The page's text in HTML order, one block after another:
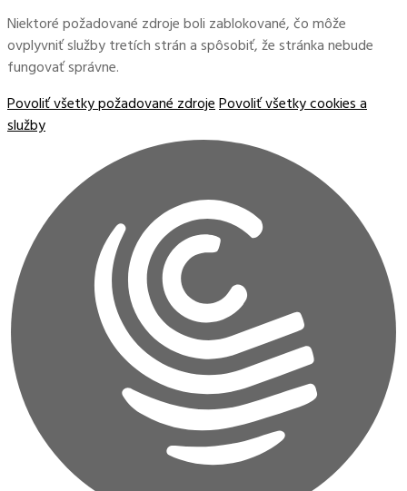
Niektoré požadované zdroje boli zablokované, čo môže
ovplyvniť služby tretích strán a spôsobiť, že stránka nebude
fungovať správne.
Povoliť všetky požadované zdrojePovoliť všetky cookies a
služby